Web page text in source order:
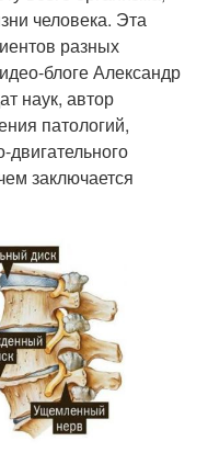
человека. Эта
разных
блоге Александр
наук, автор
патологий,
заключается